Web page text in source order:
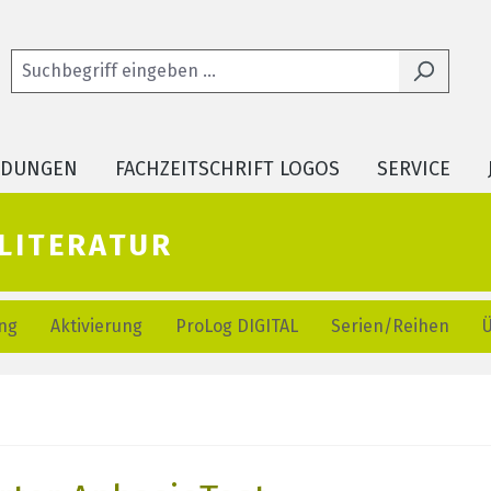
FACHZEITSCHRIFT LOGOS SERVICE
Aktivierung ProLog DIGITAL Serien/Reihen